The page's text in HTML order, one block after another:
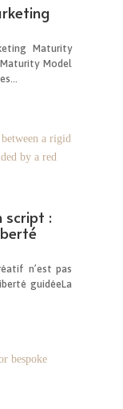
Maturity
Model
script :
n’est pas
guidéeLa